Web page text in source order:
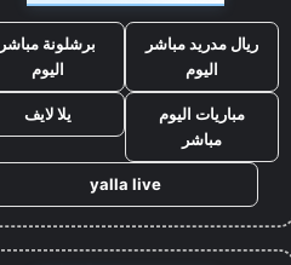
ريال مدريد مباشر
اليوم
برشلونة مباشر
اليوم
مباريات اليوم
مباشر
يلا لايف
yalla live